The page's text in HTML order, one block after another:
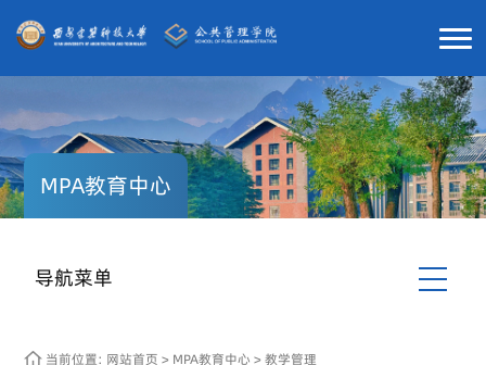
MPA教育中心
导航菜单
当前位置: 网站首页 > MPA教育中心 >教学管理